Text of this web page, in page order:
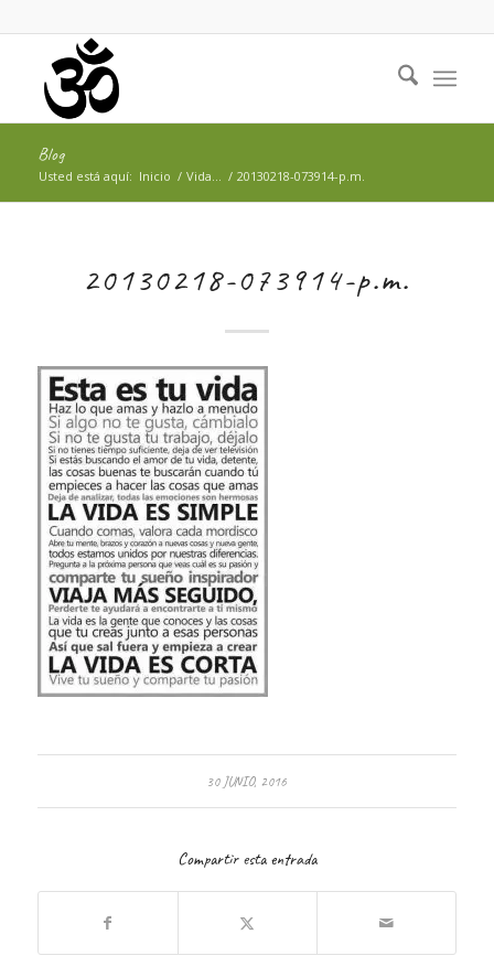
Blog
Usted está aquí: Inicio / Vida… / 20130218-073914-p.m.
20130218-073914-p.m.
30 JUNIO, 2016
Compartir esta entrada